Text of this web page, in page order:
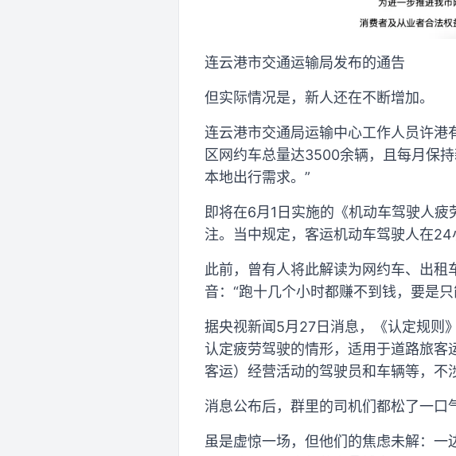
连云港市交通运输局发布的通告
但实际情况是，新人还在不断增加。
连云港市交通局运输中心工作人员许
区网约车总量达3500余辆，且每月保
本地出行需求。”
即将在6月1日实施的《机动车驾驶人
注。当中规定，客运机动车驾驶人在
此前，曾有人将此解读为网约车、出
音：“跑十几个小时都赚不到钱，要是
据央视新闻5月27日消息，《认定规则
认定疲劳驾驶的情形，适用于道路旅
客运）经营活动的驾驶员和车辆等，不
消息公布后，群里的司机们都松了一口
虽是虚惊一场，但他们的焦虑未解：